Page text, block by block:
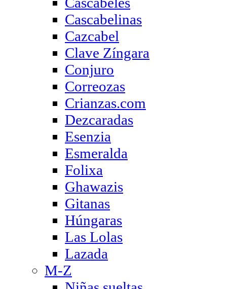
Cascabelinas
Cazcabel
Clave Zíngara
Conjuro
Correozas
Crianzas.com
Dezcaradas
Esenzia
Esmeralda
Folixa
Ghawazis
Gitanas
Húngaras
Las Lolas
Lazada
M-Z